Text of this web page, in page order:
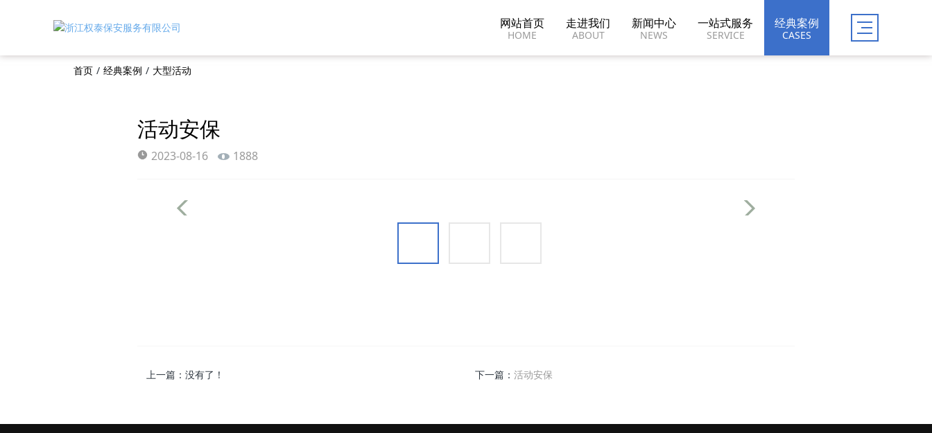
网站首页
HOME
走进我们
ABOUT
新闻中心
NEWS
一站式服务
SERVICE
经典案例
CASES
首页 / 经典案例 / 大型活动
活动安保
2023-08-16 1888
上一篇：没有了！ 下一篇：活动安保